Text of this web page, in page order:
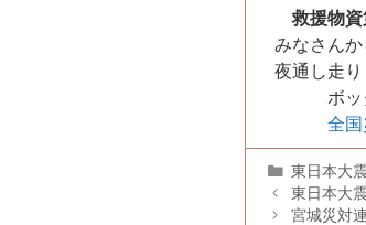
救援物
みなさんか
夜通し走り
ボックス
全
カ
テ
ゴ
東日本大
東日本大
宮城災対